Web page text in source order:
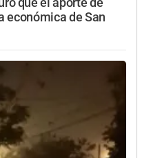
económica de San